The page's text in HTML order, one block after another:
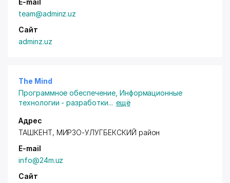
E-mail
team@adminz.uz
Сайт
adminz.uz
The Mind
Программное обеспечение, Информационные
технологии - разработки... ещё
Адрес
ТАШКЕНТ, МИРЗО-УЛУГБЕКСКИЙ район
E-mail
info@24m.uz
Сайт